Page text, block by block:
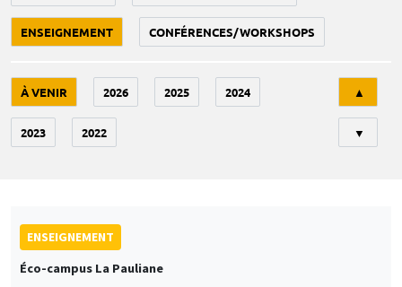
ENSEIGNEMENT CONFÉRENCES/WORKSHOPS
À VENIR 2026 2025 2024
2023 2022
▲
▼
ENSEIGNEMENT
Éco-campus La Pauliane